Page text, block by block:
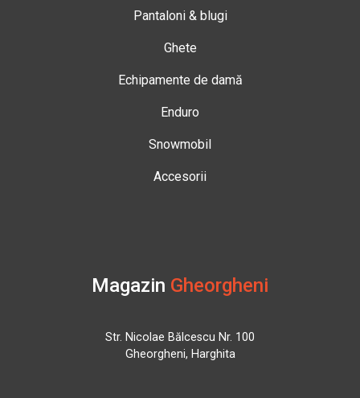
Pantaloni & blugi
Ghete
Echipamente de damă
Enduro
Snowmobil
Accesorii
Magazin Gheorgheni
Str. Nicolae Bălcescu Nr. 100
Gheorgheni, Harghita